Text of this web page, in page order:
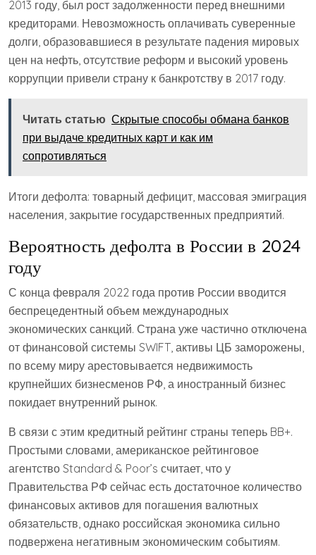
2013 году, был рост задолженности перед внешними
кредиторами. Невозможность оплачивать суверенные
долги, образовавшиеся в результате падения мировых
цен на нефть, отсутствие реформ и высокий уровень
коррупции привели страну к банкротству в 2017 году.
Читать статью Скрытые способы обмана банков
при выдаче кредитных карт и как им
сопротивляться
Итоги дефолта: товарный дефицит, массовая эмиграция
населения, закрытие государственных предприятий.
Вероятность дефолта в России в 2024
году
С конца февраля 2022 года против России вводится
беспрецедентный объем международных
экономических санкций. Страна уже частично отключена
от финансовой системы SWIFT, активы ЦБ заморожены,
по всему миру арестовывается недвижимость
крупнейших бизнесменов РФ, а иностранный бизнес
покидает внутренний рынок.
В связи с этим кредитный рейтинг страны теперь BB+.
Простыми словами, американское рейтинговое
агентство Standard & Poor’s считает, что у
Правительства РФ сейчас есть достаточное количество
финансовых активов для погашения валютных
обязательств, однако российская экономика сильно
подвержена негативным экономическим событиям.